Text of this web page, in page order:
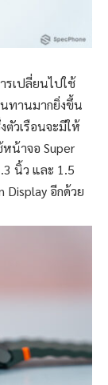
รเปลี่ยนไปใช้
นทานมากยิ่งขึ้น
ตัวเรือนจะมีให้
น้าจอ Super
นิ้ว และ 1.5
Display อีกด้วย